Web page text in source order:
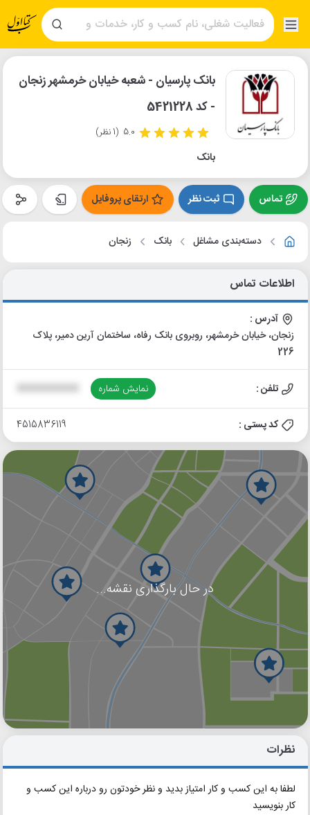
بانک پارسیان - شعبه خیابان خرمشهر زنجان
- کد 5421228
5.0 (1 نظر)
بانک
تماس ثبت نظر ارتقای پروفایل
دسته‌بندی مشاغل بانک زنجان
اطلاعات تماس
آدرس :
زنجان، خیابان خرمشهر، روبروی بانک رفاه، ساختمان آرین دمیر، پلاک
226
تلفن : نمایش شماره
کد پستی : 4515836119
در حال بارگذاری نقشه...
گوگل
نظرات
لطفا به این کسب و کار امتیاز بدید و نظر خودتون رو درباره این کسب و
کار بنویسید